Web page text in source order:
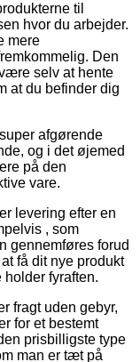
til
hvor du arbejder.
mere
Den
selv at hente
at du befinder dig
afgørende
og i det øjemed
på den
vare.
levering efter en
, som
gennemføres forud
få dit nye produkt
holder fyraften.
fragt uden gebyr,
for et bestemt
prisbilligste type
man er tæt på